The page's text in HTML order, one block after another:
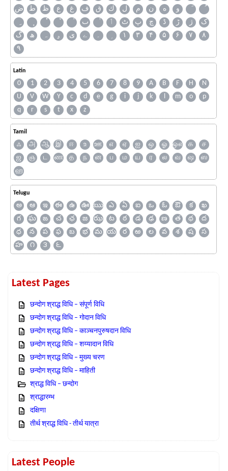
ض
ط ظ ع غ ف ق ك ل م ن ه
و
ٮ
ٲ ٹ پ چ ڈ ڑ ژ
ک
گ
ھ ہ ۄ ی ے ۔ ۱ ۳ ۴ ۵ ۶ ۷
۸
۹
Latin
0 1 2 3 4 5 6 7 8 9 A B F H
N
U
V W Y c d e g i j k l m o
p
q
r s t x z
Tamil
ஃ அ ஆ இ ஈ உ ஊ எ ஏ ஐ ஒ ஓ ஔ க
ச
ஜ
ஞ ட ண த ந ன ப ம ய ர ல வ ஷ
ஸ
ஹ
Telugu
అ ఆ ఇ ఈ ఉ ఊ ఋ ఎ ఏ ఐ ఒ ఓ ఔ క
ఖ
గ
ఘ ఙ చ ఛ జ ఝ ట ఠ డ ఢ ణ త థ
ద
ధ
న ప ఫ బ భ మ య ర ఱ ల వ శ ష
స
హ
౧ ౩ ౬
Latest Pages
छन्दोग श्राद्ध विधि – संपूर्ण विधि
छन्दोग श्राद्ध विधि – गोदान विधि
छन्दोग श्राद्ध विधि – काञ्चनपुरुषदान विधि
छन्दोग श्राद्ध विधि – शय्यादान विधि
छन्दोग श्राद्ध विधि – मुख्य चरण
छन्दोग श्राद्ध विधि – माहिती
श्राद्ध विधि – छन्दोग
श्राद्धारम्भ
दक्षिणा
तीर्थ श्राद्ध विधि - तीर्थ यात्रा
Latest People